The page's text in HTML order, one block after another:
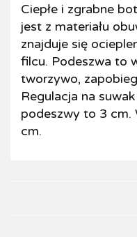
Ciepłe i zgrabne
jest z materiału
znajduje się
filcu. Podeszwa to
tworzywo,
Regulacja na
podeszwy to 3 cm.
cm.